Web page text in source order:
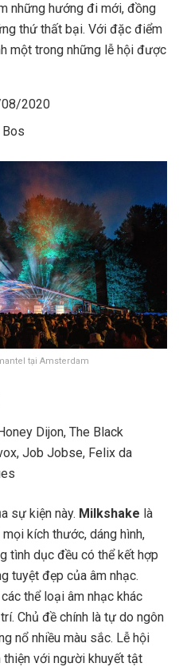
những hướng đi mới, đồng
thứ thất bại. Với đặc điểm
một trong những lễ hội được
2020
tại Amsterdam
Dijon, The Black
Job Jobse, Felix da
sự kiện này. Milkshake là
kích thước, dáng hình,
tình dục đều có thể kết hợp
tuyệt đẹp của âm nhạc.
thể loại âm nhạc khác
Chủ đề chính là tự do ngôn
nổ nhiều màu sắc. Lễ hội
với người khuyết tật